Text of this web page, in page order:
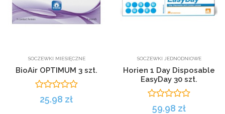
SOCZEWKI MIESIĘCZNE
BioAir OPTIMUM 3 szt.
25.98 zł
SOCZEWKI JEDNODNIOWE
Horien 1 Day Disposable
EasyDay 30 szt.
59.98 zł